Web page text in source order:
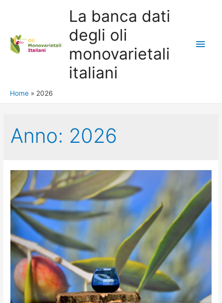
La banca dati
degli oli
monovarietali
italiani
Main
Home 2026
Anno: 2026